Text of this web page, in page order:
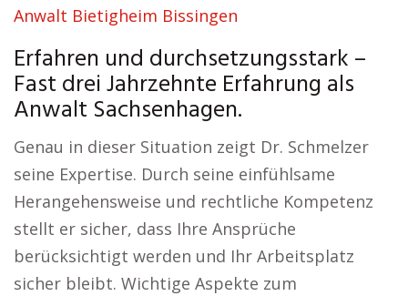
Anwalt Bietigheim Bissingen
Erfahren und durchsetzungsstark –
Fast drei Jahrzehnte Erfahrung als
Anwalt Sachsenhagen.
Genau in dieser Situation zeigt Dr. Schmelzer
seine Expertise. Durch seine einfühlsame
Herangehensweise und rechtliche Kompetenz
stellt er sicher, dass Ihre Ansprüche
berücksichtigt werden und Ihr Arbeitsplatz
sicher bleibt. Wichtige Aspekte zum